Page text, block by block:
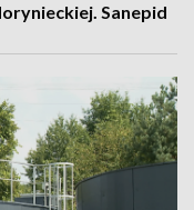
Sanepid